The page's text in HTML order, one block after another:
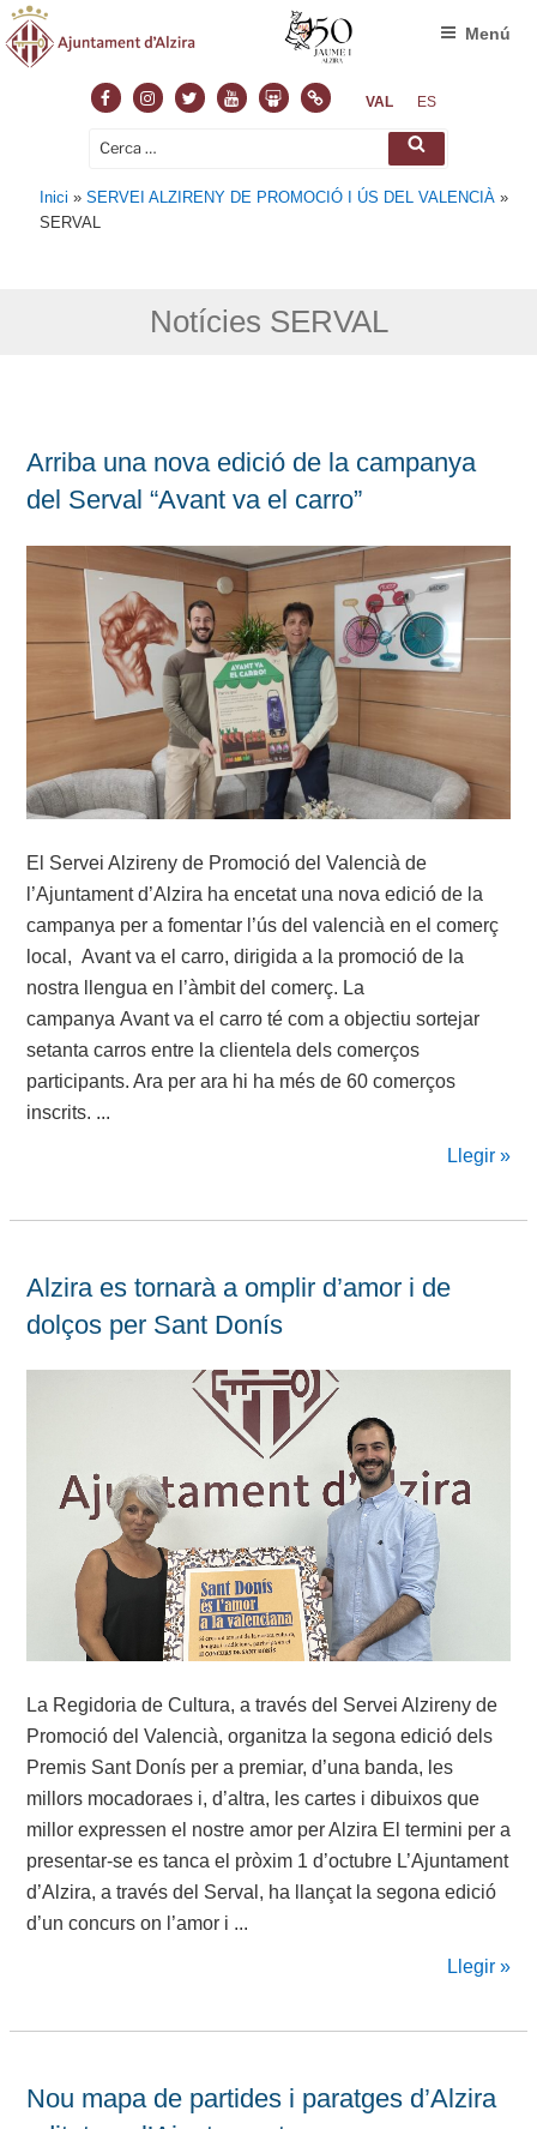
FacebookInstagram
TwitterYoutubeSlideshare
NormasVAL ES
Cerca: Cerca
Menú
Inici »SERVEI ALZIRENY DE PROMOCIÓ I ÚS DEL VALENCIÀ »
SERVAL
Notícies SERVAL
Arriba una nova edició de la campanya
del Serval “Avant va el carro”
El Servei Alzireny de Promoció del Valencià de
l’Ajuntament d’Alzira ha encetat una nova edició de la
campanya per a fomentar l’ús del valencià en el comerç
local, Avant va el carro, dirigida a la promoció de la
nostra llengua en l’àmbit del comerç. La
campanya Avant va el carro té com a objectiu sortejar
setanta carros entre la clientela dels comerços
participants. Ara per ara hi ha més de 60 comerços
inscrits. ...
Llegir »
Alzira es tornarà a omplir d’amor i de
dolços per Sant Donís
La Regidoria de Cultura, a través del Servei Alzireny de
Promoció del Valencià, organitza la segona edició dels
Premis Sant Donís per a premiar, d’una banda, les
millors mocadoraes i, d’altra, les cartes i dibuixos que
millor expressen el nostre amor per Alzira El termini per a
presentar-se es tanca el pròxim 1 d’octubre L’Ajuntament
d’Alzira, a través del Serval, ha llançat la segona edició
d’un concurs on l’amor i ...
Llegir »
Nou mapa de partides i paratges d’Alzira